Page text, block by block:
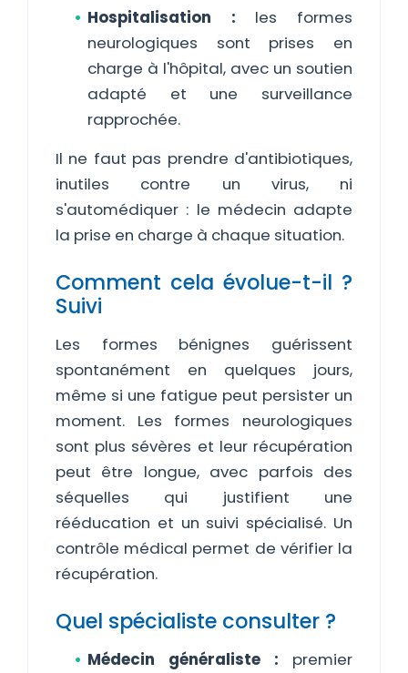
Hospitalisation : les formes
neurologiques sont prises en
charge à l'hôpital, avec un soutien
adapté et une surveillance
rapprochée.
Il ne faut pas prendre d'antibiotiques,
inutiles contre un virus, ni
s'automédiquer : le médecin adapte
la prise en charge à chaque situation.
Comment cela évolue-t-il ?
Suivi
Les formes bénignes guérissent
spontanément en quelques jours,
même si une fatigue peut persister un
moment. Les formes neurologiques
sont plus sévères et leur récupération
peut être longue, avec parfois des
séquelles qui justifient une
rééducation et un suivi spécialisé. Un
contrôle médical permet de vérifier la
récupération.
Quel spécialiste consulter ?
Médecin généraliste : premier